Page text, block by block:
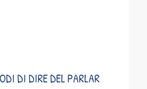
DI DIRE DEL PARLAR